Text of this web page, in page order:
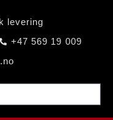
levering
+47 569 19 009